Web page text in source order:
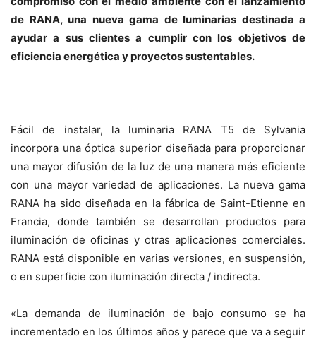
de RANA, una nueva gama de luminarias destinada a
ayudar a sus clientes a cumplir con los objetivos de
eficiencia energética y proyectos sustentables.
Fácil de instalar, la luminaria RANA T5 de Sylvania
incorpora una óptica superior diseñada para proporcionar
una mayor difusión de la luz de una manera más eficiente
con una mayor variedad de aplicaciones. La nueva gama
RANA ha sido diseñada en la fábrica de Saint-Etienne en
Francia, donde también se desarrollan productos para
iluminación de oficinas y otras aplicaciones comerciales.
RANA está disponible en varias versiones, en suspensión,
o en superficie con iluminación directa / indirecta.
«La demanda de iluminación de bajo consumo se ha
incrementado en los últimos años y parece que va a seguir